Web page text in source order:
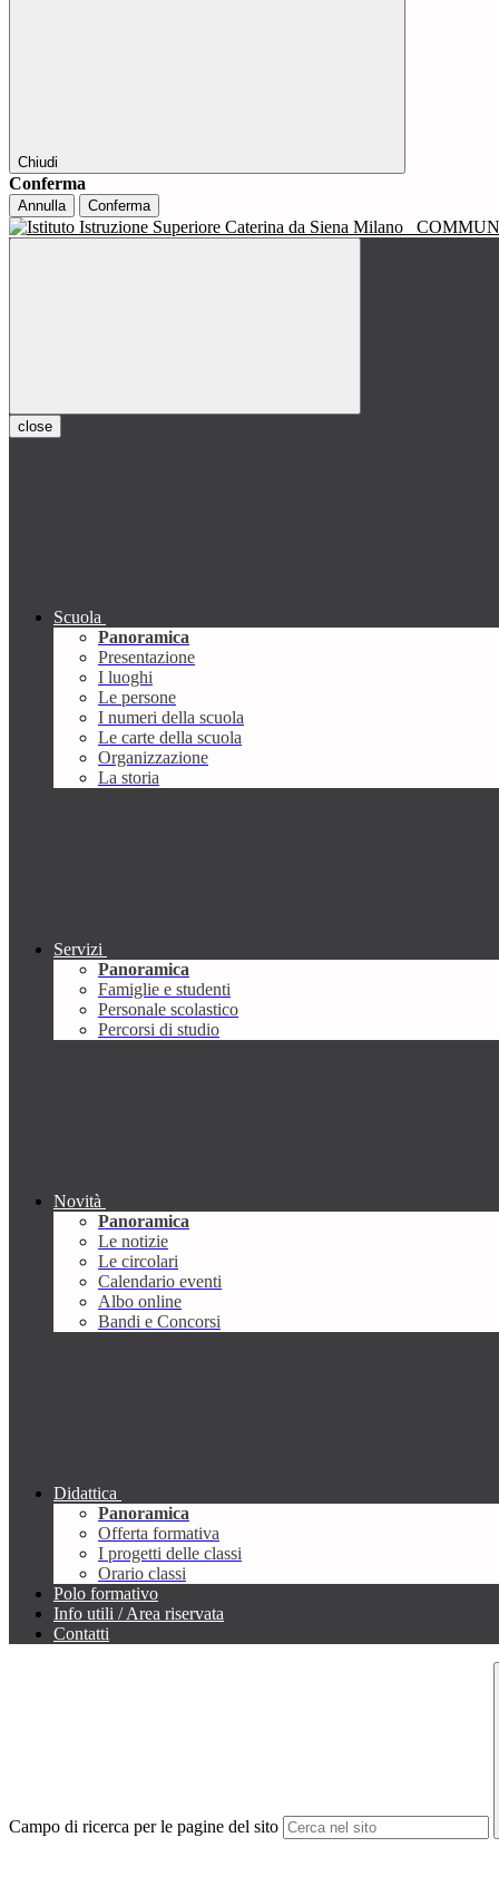
Chiudi
Conferma
Annulla Conferma
close
Scuola
Panoramica
Presentazione
I luoghi
Le persone
I numeri della scuola
Le carte della scuola
Organizzazione
La storia
Servizi
Panoramica
Famiglie e studenti
Personale scolastico
Percorsi di studio
Novità
Panoramica
Le notizie
Le circolari
Calendario eventi
Albo online
Bandi e Concorsi
Didattica
Panoramica
Offerta formativa
I progetti delle classi
Orario classi
Polo formativo
Info utili / Area riservata
Contatti
Campo di ricerca per le pagine del sito